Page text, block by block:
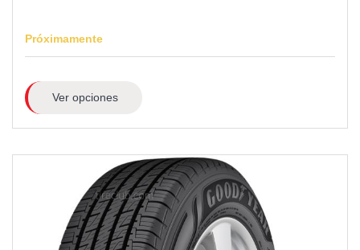
Próximamente
Ver opciones